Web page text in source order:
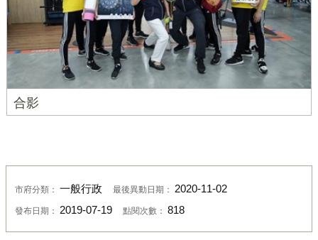
合影
市府分類： 一般行政 最後異動日期： 2020-11-02
發布日期： 2019-07-19 點閱次數： 818